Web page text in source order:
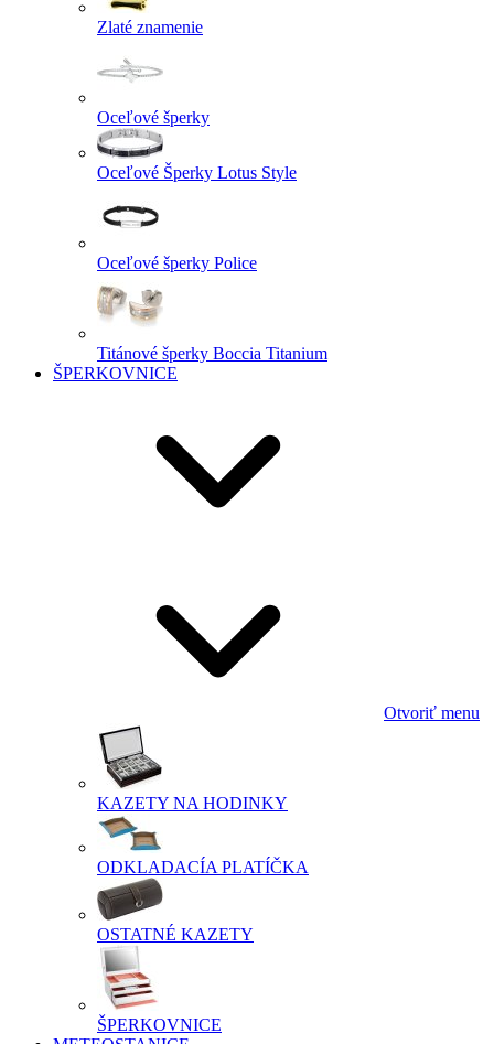
Zlaté znamenie
Oceľové šperky
Oceľové Šperky Lotus Style
Oceľové šperky Police
Titánové šperky Boccia Titanium
ŠPERKOVNICE
Otvoriť menu
KAZETY NA HODINKY
ODKLADACÍA PLATÍČKA
OSTATNÉ KAZETY
ŠPERKOVNICE